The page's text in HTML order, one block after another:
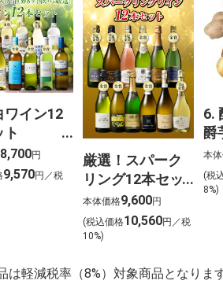
ワイン12
ト
8,700円
9,570円／税
厳選！スパーク
リング12本セッ
ト 金賞受賞ワイ
ンを含む１２本
を選びました！
本体価格9,600円
(税込価格10,560円／税
10%)
6.
爵
ト
道
月
本
(税
8%)
は軽減税率（8%）対象商品となります